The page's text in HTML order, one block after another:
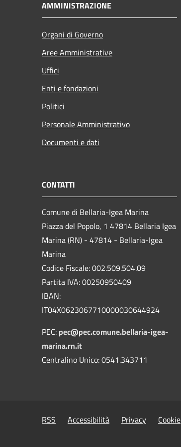
AMMINISTRAZIONE
Organi di Governo
Aree Amministrative
Uffici
Enti e fondazioni
Politici
Personale Amministrativo
Documenti e dati
CONTATTI
Comune di Bellaria-Igea Marina
Piazza del Popolo, 1 47814 Bellaria Igea
Marina (RN) - 47814 - Bellaria-Igea
Marina
Codice Fiscale: 002.509.504.09
Partita IVA: 00250950409
IBAN:
IT04X0623067710000030644924
PEC: pec@pec.comune.bellaria-igea-
marina.rn.it
Centralino Unico: 0541.343711
RSS Accessibilità Privacy Cookie